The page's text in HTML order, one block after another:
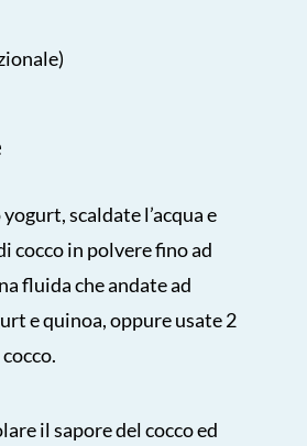
scaldate l’acqua e
cocco in polvere fino ad
fluida che andate ad
e quinoa, oppure usate 2
il sapore del cocco ed